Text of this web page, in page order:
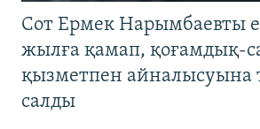
Сот Ермек Нарымбаевты
жылға қамап, қоғамдық-
қызметпен
салды